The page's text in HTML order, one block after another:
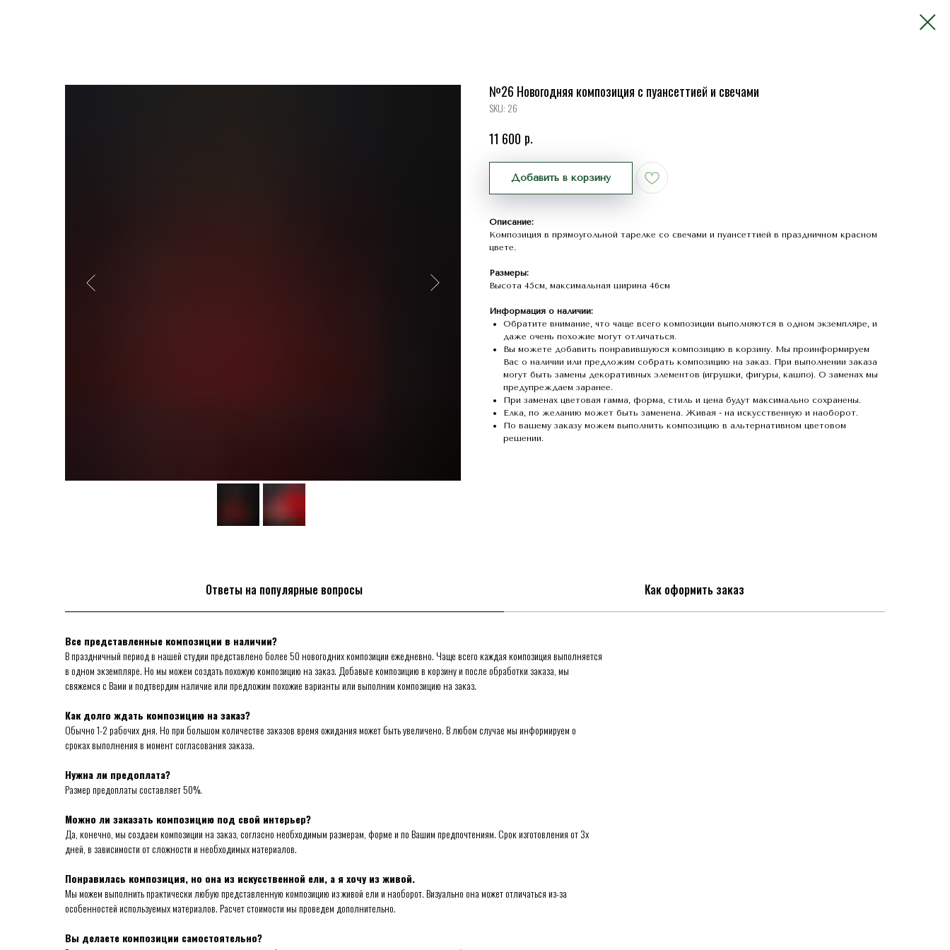
№26 Новогодняя композиция с пуансеттией и свечами
SKU: 26
11 600 р.
Добавить в корзину
Описание:
Композиция в прямоугольной тарелке со свечами и пуансеттией в праздничном красном
цвете.
Размеры:
Высота 45см, максимальная ширина 46см
Информация о наличии:
Обратите внимание, что чаще всего композиции выполняются в одном экземпляре, и
даже очень похожие могут отличаться.
Вы можете добавить понравившуюся композицию в корзину. Мы проинформируем
Вас о наличии или предложим собрать композицию на заказ. При выполнении заказа
могут быть замены декоративных элементов (игрушки, фигуры, кашпо). О заменах мы
предупреждаем заранее.
При заменах цветовая гамма, форма, стиль и цена будут максимально сохранены.
Елка, по желанию может быть заменена. Живая - на искусственную и наоборот.
По вашему заказу можем выполнить композицию в альтернативном цветовом
решении.
Ответы на популярные вопросы Как оформить заказ
Все представленные композиции в наличии?
В праздничный период в нашей студии представлено более 50 новогодних композиции ежедневно. Чаще всего каждая композиция выполняется
в одном экземпляре. Но мы можем создать похожую композицию на заказ. Добавьте композицию в корзину и после обработки заказа, мы
свяжемся с Вами и подтвердим наличие или предложим похожие варианты или выполним композицию на заказ.
Как долго ждать композицию на заказ?
Обычно 1-2 рабочих дня. Но при большом количестве заказов время ожидания может быть увеличено. В любом случае мы информируем о
сроках выполнения в момент согласования заказа.
Нужна ли предоплата?
Размер предоплаты составляет 50%.
Можно ли заказать композицию под свой интерьер?
Да, конечно, мы создаем композиции на заказ, согласно необходимым размерам, форме и по Вашим предпочтениям. Срок изготовления от 3х
дней, в зависимости от сложности и необходимых материалов.
Понравилась композиция, но она из искусственной ели, а я хочу из живой.
Мы можем выполнить практически любую представленную композицию из живой ели и наоборот. Визуально она может отличаться из-за
особенностей используемых материалов. Расчет стоимости мы проведем дополнительно.
Вы делаете композиции самостоятельно?